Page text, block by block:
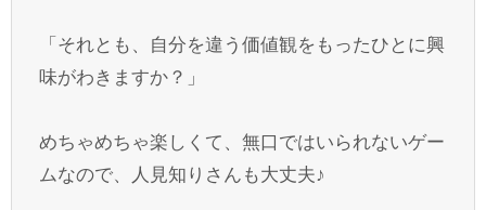
「それとも、自分を違う価値観をもったひとに興
味がわきますか？」
めちゃめちゃ楽しくて、無口ではいられないゲー
ムなので、人見知りさんも大丈夫♪